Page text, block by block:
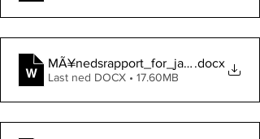
MÃ¥nedsrapport_for_januar_2020
.docx
Last ned DOCX • 17.60MB